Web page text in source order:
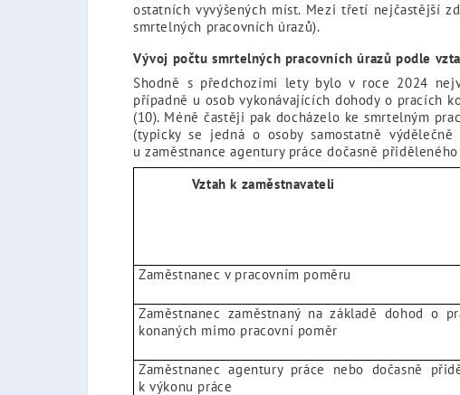
ostatních vyvýšených míst. Mezi třetí nejčastější
smrtelných pracovních úrazů).
Vývoj počtu smrtelných pracovních úrazů podle
Shodně s předchozími lety bylo v roce 2024
případně u osob vykonávajících dohody o pracích
(10). Méně častěji pak docházelo ke smrtelným
(typicky se jedná o osoby samostatně
u zaměstnance agentury práce dočasně
Vztah k zaměstnavateli
Zaměstnanec v pracovním poměru
Zaměstnanec zaměstnaný na základě dohod o
konaných mimo pracovní poměr
Zaměstnanec agentury práce nebo dočasně
k výkonu práce